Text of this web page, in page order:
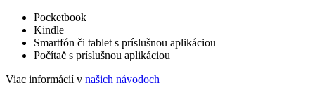
Pocketbook
Kindle
Smartfón či tablet s príslušnou aplikáciou
Počítač s príslušnou aplikáciou
Viac informácií v našich návodoch